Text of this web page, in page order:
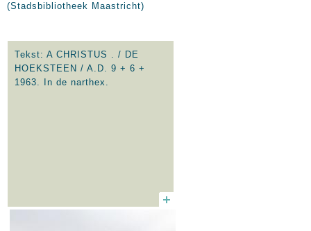
(Stadsbibliotheek Maastricht)
Tekst: A CHRISTUS . / DE
HOEKSTEEN / A.D. 9 + 6 +
1963. In de narthex.